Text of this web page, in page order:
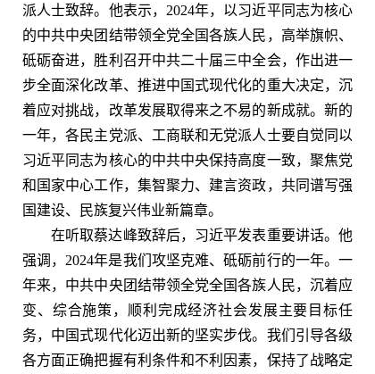
派人士致辞。他表示，2024年，以习近平同志为核心
的中共中央团结带领全党全国各族人民，高举旗帜、
砥砺奋进，胜利召开中共二十届三中全会，作出进一
步全面深化改革、推进中国式现代化的重大决定，沉
着应对挑战，改革发展取得来之不易的新成就。新的
一年，各民主党派、工商联和无党派人士要自觉同以
习近平同志为核心的中共中央保持高度一致，聚焦党
和国家中心工作，集智聚力、建言资政，共同谱写强
国建设、民族复兴伟业新篇章。
在听取蔡达峰致辞后，习近平发表重要讲话。他
强调，2024年是我们攻坚克难、砥砺前行的一年。一
年来，中共中央团结带领全党全国各族人民，沉着应
变、综合施策，顺利完成经济社会发展主要目标任
务，中国式现代化迈出新的坚实步伐。我们引导各级
各方面正确把握有利条件和不利因素，保持了战略定